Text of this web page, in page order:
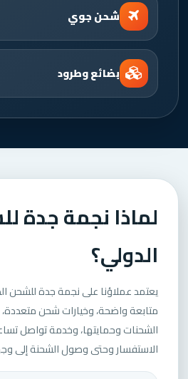
شحن جوي
بضائع وطرود
لماذا نجمة جدة
الدولي؟
يعتمد عملاؤنا على نجمة جدة للشحن
متابعة واضحة، وخيارات شحن
الشحنات وحمايتها، وخدمة تواصل
الاستفسار وحتى وصول الشحنة إلى